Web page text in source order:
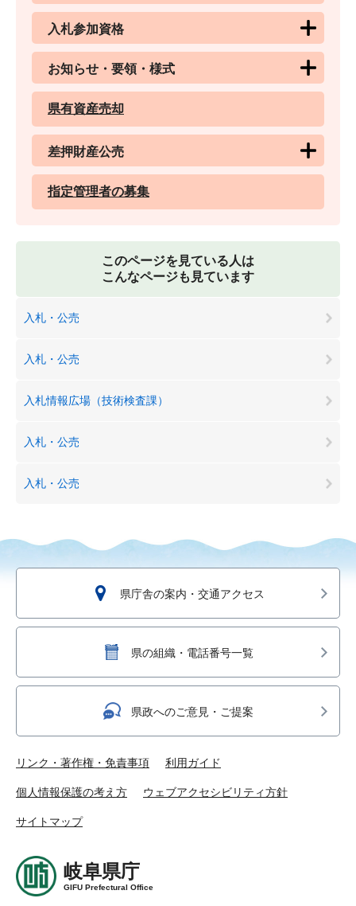
入札参加資格
お知らせ・要領・様式
県有資産売却
差押財産公売
指定管理者の募集
このページを見ている人は
こんなページも見ています
入札・公売
入札・公売
入札情報広場（技術検査課）
入札・公売
入札・公売
県庁舎の案内・交通アクセス
県の組織・電話番号一覧
県政へのご意見・ご提案
リンク・著作権・免責事項 利用ガイド
個人情報保護の考え方 ウェブアクセシビリティ方針
サイトマップ
岐阜県庁
GIFU Prefectural Office